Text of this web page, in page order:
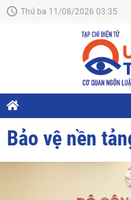
Thứ ba 11/08/2026 03:35
Bảo vệ nền